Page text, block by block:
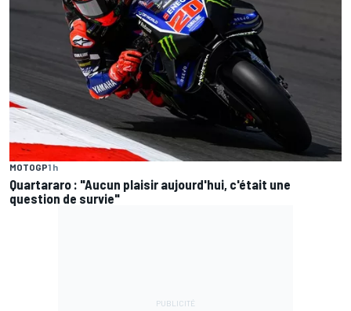
MOTOGP1 h
Quartararo : "Aucun plaisir aujourd'hui, c'était une
question de survie"